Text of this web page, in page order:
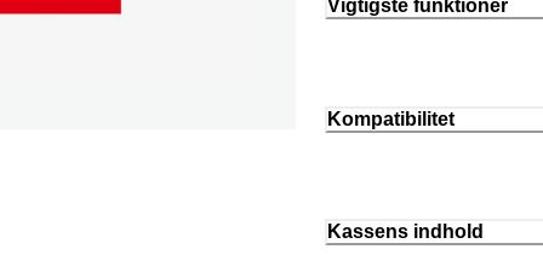
Vigtigste funktioner
Kompatibilitet
Kassens indhold